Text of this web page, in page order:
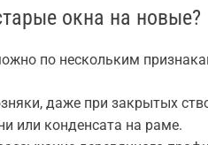
окна на новые?
по нескольким
даже при закрытых
или конденсата на раме.